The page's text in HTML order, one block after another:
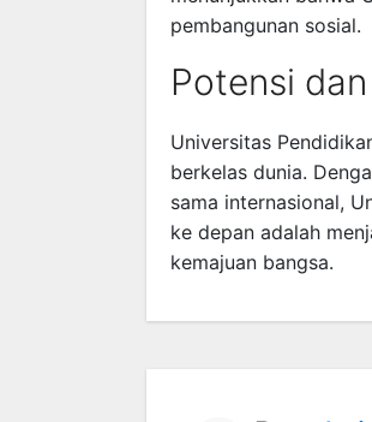
pembangunan sosial.
Potensi
Universitas
berkelas dunia.
sama internasional,
ke depan adalah
kemajuan bangsa.